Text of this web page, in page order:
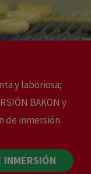
y laboriosa;
BAKON y
de inmersión.
INMERSIÓN